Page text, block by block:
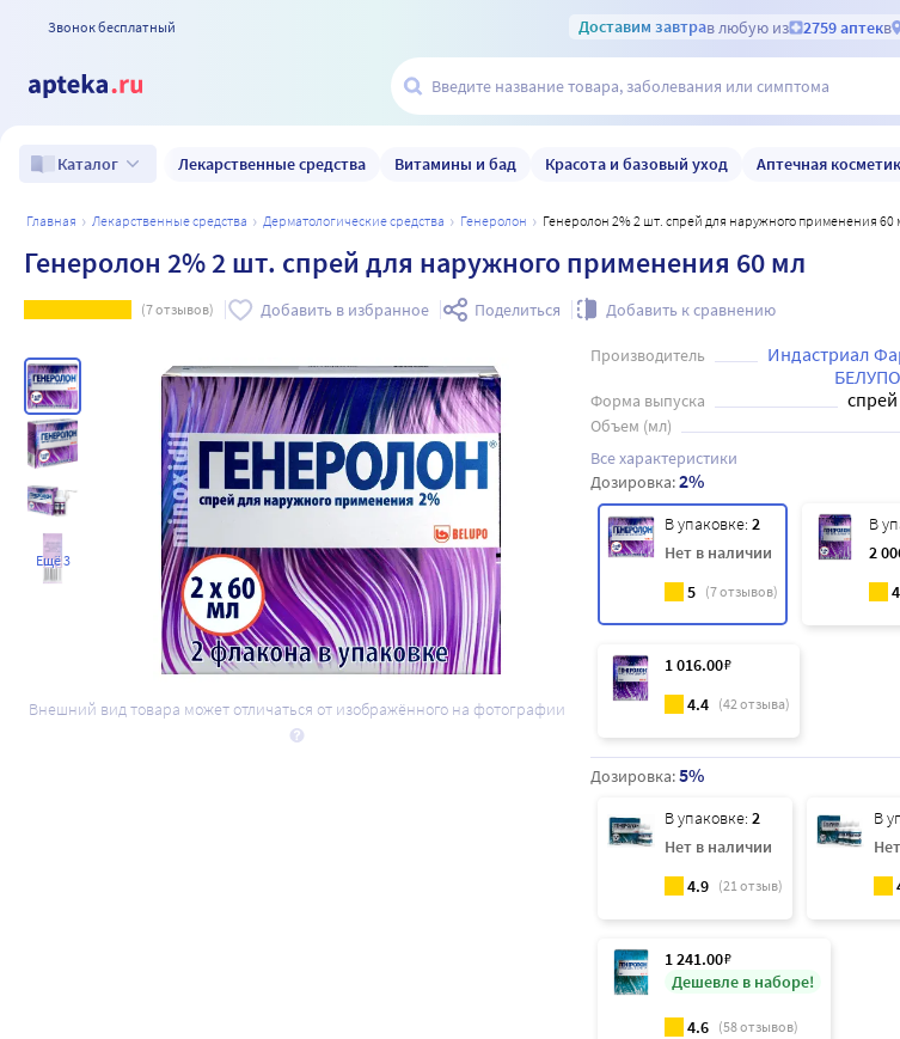
Звонок бесплатный Доставим завтрав любую из 2759 аптекв
Каталог Лекарственные средства Витамины и бад Красота и базовый уход Аптечная
главная лекарственные средства дерматологические средства генеролон Генеролон 2% 2 шт. спрей для наружного применения 60
Генеролон 2% 2 шт. спрей для наружного применения 60 мл
(7отзывов) Добавить в избранное Поделиться Добавить к сравнению
Ещё 3
Внешний вид товара может отличаться от изображённого на фотографии
Производитель
Индастриал
Форма выпуска
Объем (мл)
Все характеристики
Дозировка:2%
В упаковке: 2
Нет в наличии
5
(7отзывов)
В
2
1 016.00₽
4.4 (42отзыва)
Дозировка:5%
В упаковке: 2
Нет в наличии
4.9
(21отзыв)
В
1 241.00₽
Дешевле в наборе!
4.6 (58отзывов)